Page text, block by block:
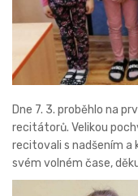
Dne 7. 3. proběhlo na
recitátorů. Velikou
recitovali s nadšením a
svém volném čase,